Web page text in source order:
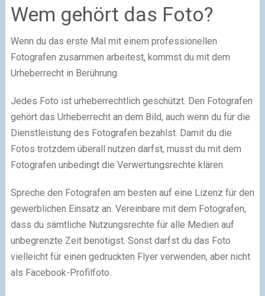
Wem gehört das Foto?
Wenn du das erste Mal mit einem professionellen
Fotografen zusammen arbeitest, kommst du mit dem
Urheberrecht in Berührung.
Jedes Foto ist urheberrechtlich geschützt. Den Fotografen
gehört das Urheberrecht an dem Bild, auch wenn du für die
Dienstleistung des Fotografen bezahlst. Damit du die
Fotos trotzdem überall nutzen darfst, musst du mit dem
Fotografen unbedingt die Verwertungsrechte klären.
Spreche den Fotografen am besten auf eine Lizenz für den
gewerblichen Einsatz an. Vereinbare mit dem Fotografen,
dass du sämtliche Nutzungsrechte für alle Medien auf
unbegrenzte Zeit benötigst. Sonst darfst du das Foto
vielleicht für einen gedruckten Flyer verwenden, aber nicht
als Facebook-Profilfoto.